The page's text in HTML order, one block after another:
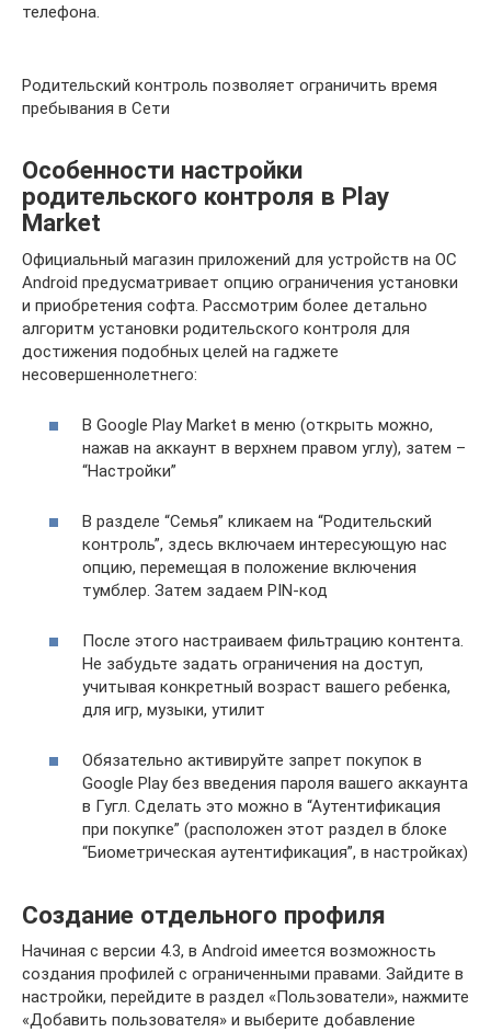
телефона.
Родительский контроль позволяет ограничить время
пребывания в Сети
Особенности настройки
родительского контроля в Play
Market
Официальный магазин приложений для устройств на ОС
Android предусматривает опцию ограничения установки
и приобретения софта. Рассмотрим более детально
алгоритм установки родительского контроля для
достижения подобных целей на гаджете
несовершеннолетнего:
В Google Play Market в меню (открыть можно,
нажав на аккаунт в верхнем правом углу), затем –
“Настройки”
В разделе “Семья” кликаем на “Родительский
контроль”, здесь включаем интересующую нас
опцию, перемещая в положение включения
тумблер. Затем задаем PIN-код
После этого настраиваем фильтрацию контента.
Не забудьте задать ограничения на доступ,
учитывая конкретный возраст вашего ребенка,
для игр, музыки, утилит
Обязательно активируйте запрет покупок в
Google Play без введения пароля вашего аккаунта
в Гугл. Сделать это можно в “Аутентификация
при покупке” (расположен этот раздел в блоке
“Биометрическая аутентификация”, в настройках)
Создание отдельного профиля
Начиная с версии 4.3, в Android имеется возможность
создания профилей с ограниченными правами. Зайдите в
настройки, перейдите в раздел «Пользователи», нажмите
«Добавить пользователя» и выберите добавление